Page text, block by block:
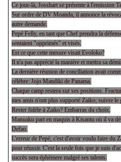
Ce jour-là, Josshart se présente à l'emission
Sur ordre de DV Moanda, il annonce la
autre demande.
Pepé Felly, en tant que Chef prendra la
sentaient "opprimés" et visés.
Est ce que cette mesure visait Evoloko?
Il n'a pas apprécié la manière et mettra sa
La dernière réunion de conciliation avait
célèbre: Jojo Mandiki de Panama.
Chaque camp restera sur ses positions.
mes amis n'ont plus supporté Zaiko; suivre le
Rester fidèle à Zaiko? Embarras du choix.
Manuaku part en maquis à Kisantu où il va
Defao.
L'erreur de Pepé, c'est d'avoir voulu faire du
pour réussir. C'est la seule fois que je suis
succès sera éphèmere malgré ses talents.